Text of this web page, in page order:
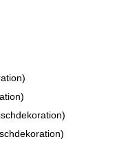
Goldschätze
und optionaler
Event #3
Schneefluenzer-
Lösung